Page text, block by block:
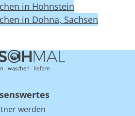
in Hohnstein
in Dohna, Sachsen
werden